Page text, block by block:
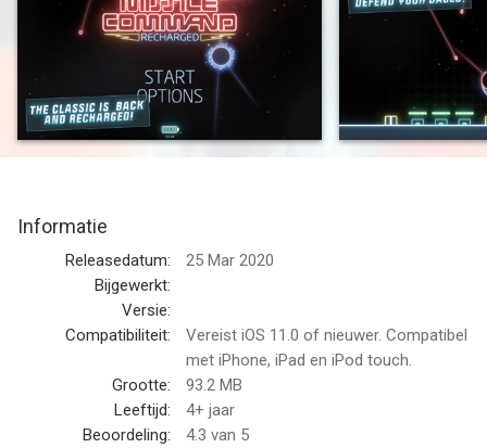
base and target powerups to gain an edge at critical moments.
Missile Command: Recharged will appeal to those that fondly
remember playing the original or its many iterations, and a
whole new generation of mobile gamers that are looking for
fast-paced, pick-up-and play, arcade goodness.
Powered Up:
screen-clearing special blast.
New powerup system takes points earned and allows them to
be used to upgrade all aspects of gameplay to get an edge and
achieve the highest scores.
Shoot for the Clouds:
Compete in global online leaderboards and aim to claim
Informatie
Releasedatum:
25 Mar 2020
Bijgewerkt:
Versie:
Compatibiliteit:
Vereist iOS 11.0 of nieuwer. Compatibel
met iPhone, iPad en iPod touch.
Grootte:
93.2 MB
Leeftijd:
4+ jaar
Beoordeling:
4.3 van 5